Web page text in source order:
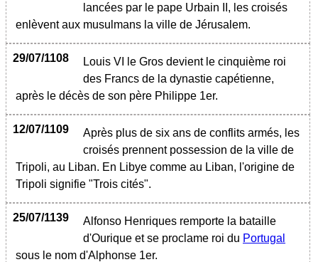
lancées par le pape Urbain II, les croisés
enlèvent aux musulmans la ville de Jérusalem.
29/07/1108
Louis VI le Gros devient le cinquième roi
des Francs de la dynastie capétienne,
après le décès de son père Philippe 1er.
12/07/1109
Après plus de six ans de conflits armés, les
croisés prennent possession de la ville de
Tripoli, au Liban. En Libye comme au Liban, l'origine de
Tripoli signifie "Trois cités".
25/07/1139
Alfonso Henriques remporte la bataille
d'Ourique et se proclame roi du Portugal
sous le nom d'Alphonse 1er.